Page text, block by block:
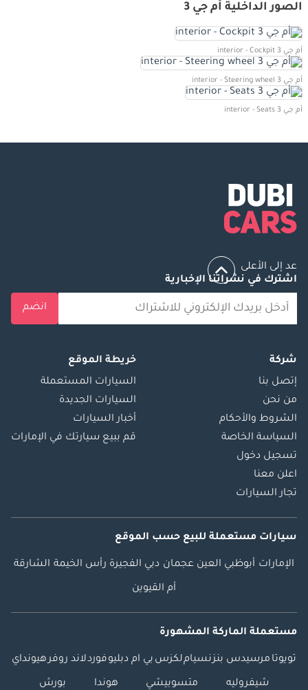
الصور الداخلية أم جي 3
أم جي 3 interior - Cockpit
أم جي 3 interior - Steering wheel
أم جي 3 interior - Seats
عد إلى الأعلى
اشترك في نشراتنا الإخبارية
انضم
شركة
إتصل بنا
من نحن
الشروط والأحكام
السياسة الخاصة
تسجيل دخول
اعلن معنا
تجار السيارات
خريطة الموقع
السيارات المستعملة
السيارات الجديدة
أخبار السيارات
قم ببيع سيارتك في الإمارات
سيارات مستعملة للبيع حسب الموقع
الإمارات أبوظبي العين عجمان دبي الفجيرة رأس الخيمة الشارقة
أم القيوين
مستعملة الماركة المشهورة
تويوتا مرسيدس بنزنسياملكزس بي ام دبليوفوردلاند روفرهيونداي
شيفروليه متسوبيشي هوندا بورش